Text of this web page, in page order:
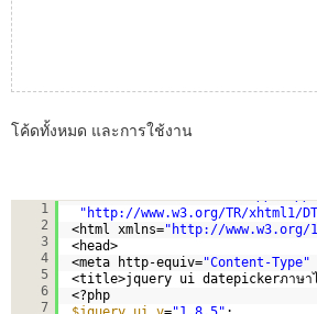
โค้ดทั้งหมด และการใช้งาน
1
2
3
4
5
6
7
" http://www.w3.org/TR/xhtml1/
<html xmlns=" http://www.w3.org/
<head>
<meta http-equiv="Content-Type"
<title>jquery ui datepickerภาษ
<?php